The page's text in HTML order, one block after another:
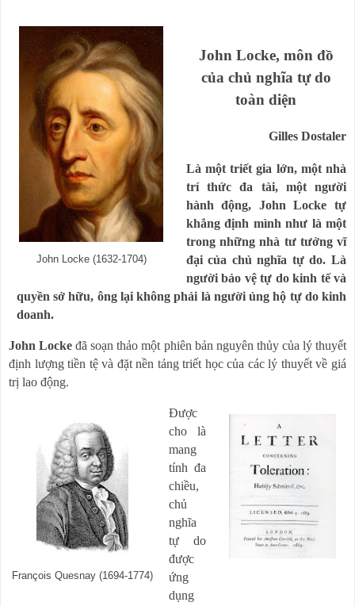
John Locke (1632-1704)
John Locke, môn đồ
của chủ nghĩa tự do
toàn diện
Gilles Dostaler
Là một triết gia lớn, một nhà
trí thức đa tài, một người
hành động, John Locke tự
khẳng định mình như là một
trong những nhà tư tưởng vĩ
đại của chủ nghĩa tự do. Là
người bảo vệ tự do kinh tế và
quyền sở hữu, ông lại không phải là người ủng hộ tự do kinh
doanh.
John Locke đã soạn thảo một phiên bản nguyên thủy của lý thuyết
định lượng tiền tệ và đặt nền tảng triết học của các lý thuyết về giá
trị lao động.
François Quesnay (1694-1774)
Được
cho là
mang
tính đa
chiều,
chủ
nghĩa
tự do
được
ứng
dụng